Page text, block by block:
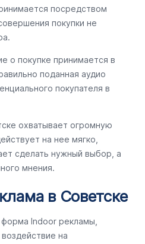
посредством
покупки не
о покупке принимается в
поданная аудио
покупателя в
охватывает огромную
на нее мягко,
сделать нужный выбор, а
мнения.
в Советске
Indoor рекламы,
на